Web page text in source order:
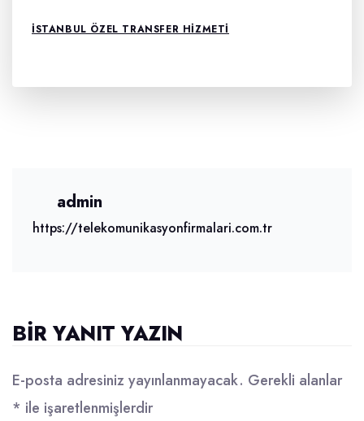
ISTANBUL ÖZEL TRANSFER HIZMETI
admin
https://telekomunikasyonfirmalari.com.tr
BIR YANIT YAZIN
E-posta adresiniz yayınlanmayacak. Gerekli alanlar
* ile işaretlenmişlerdir